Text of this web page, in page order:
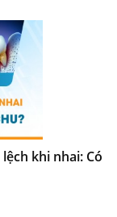
khi nhai: Có